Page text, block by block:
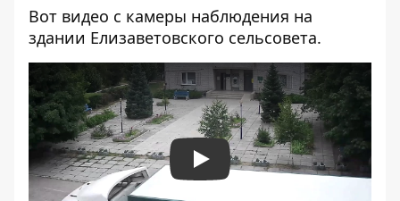
Вот видео с камеры наблюдения на
здании Елизаветовского сельсовета.
Play